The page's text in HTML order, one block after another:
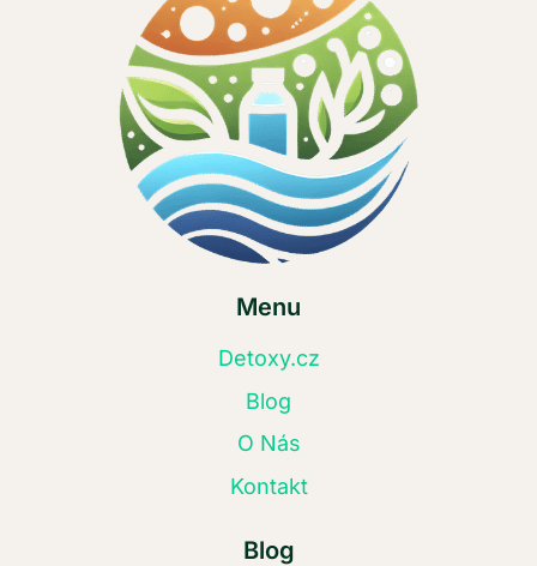
Menu
Detoxy.cz
Blog
O Nás
Kontakt
Blog